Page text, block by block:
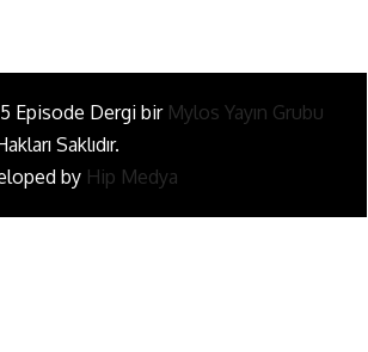
Episode Dergi bir Mylos Yayın Grubu
Saklıdır.
by Hip Medya